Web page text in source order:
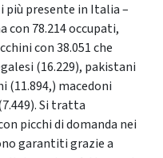
più presente in Italia –
con 78.214 occupati,
con 38.051 che
(16.229), pakistani
(11.894,) macedoni
Si tratta
picchi di domanda nei
garantiti grazie a